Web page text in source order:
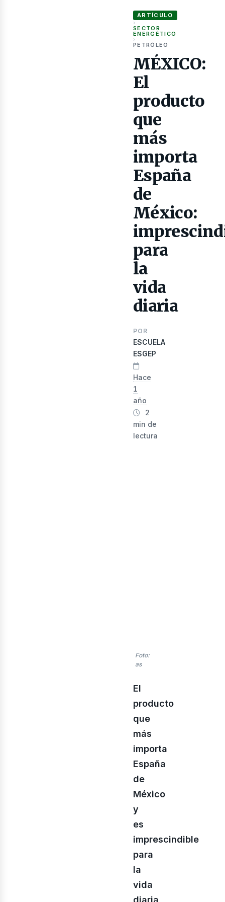
ARTÍCULO
›
SECTOR
ENERGÉTICO
›
PETRÓLEO
MÉXICO:
El
producto
que
más
importa
España
de
México:
para
la
vida
diaria
POR
ESCUELA
ESGEP
Hace
1
año
2
min de
lectura
Foto:
as
El
producto
que
más
importa
España
de
México
y
es
imprescindible
para
la
vida
diaria